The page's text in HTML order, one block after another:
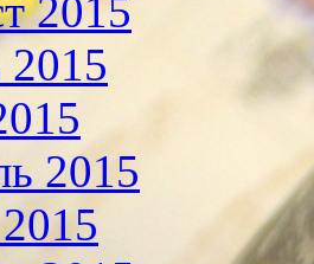
2015
2015